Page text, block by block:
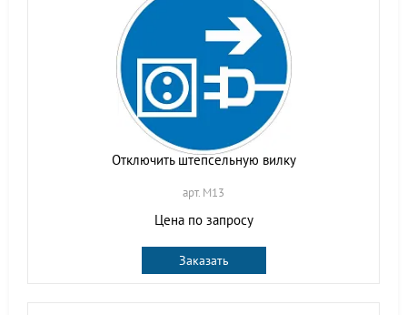
Отключить штепсельную вилку
арт. M13
Цена по запросу
Заказать